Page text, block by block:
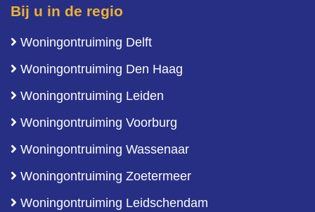
Bij u in de regio
Woningontruiming Delft
Woningontruiming Den Haag
Woningontruiming Leiden
Woningontruiming Voorburg
Woningontruiming Wassenaar
Woningontruiming Zoetermeer
Woningontruiming Leidschendam